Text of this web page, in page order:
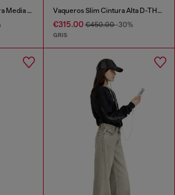
Vaqueros Relaxed Cintura Media 1997 D-Enim-M Vaqueros Slim Cintura Alta D-THALIRA
€315.00€450.00-30%
GRIS